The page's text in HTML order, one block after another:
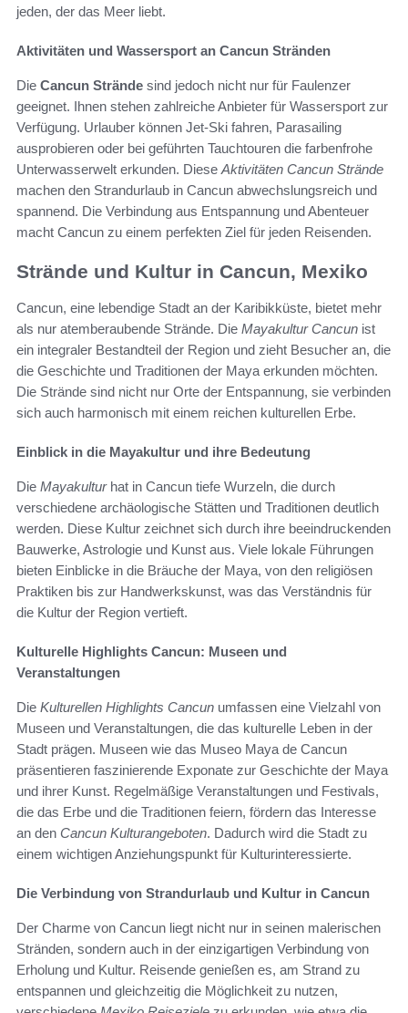
jeden, der das Meer liebt.
Aktivitäten und Wassersport an Cancun Stränden
Die Cancun Strände sind jedoch nicht nur für Faulenzer
geeignet. Ihnen stehen zahlreiche Anbieter für Wassersport zur
Verfügung. Urlauber können Jet-Ski fahren, Parasailing
ausprobieren oder bei geführten Tauchtouren die farbenfrohe
Unterwasserwelt erkunden. Diese Aktivitäten Cancun Strände
machen den Strandurlaub in Cancun abwechslungsreich und
spannend. Die Verbindung aus Entspannung und Abenteuer
macht Cancun zu einem perfekten Ziel für jeden Reisenden.
Strände und Kultur in Cancun, Mexiko
Cancun, eine lebendige Stadt an der Karibikküste, bietet mehr
als nur atemberaubende Strände. Die Mayakultur Cancun ist
ein integraler Bestandteil der Region und zieht Besucher an, die
die Geschichte und Traditionen der Maya erkunden möchten.
Die Strände sind nicht nur Orte der Entspannung, sie verbinden
sich auch harmonisch mit einem reichen kulturellen Erbe.
Einblick in die Mayakultur und ihre Bedeutung
Die Mayakulturhat in Cancun tiefe Wurzeln, die durch
verschiedene archäologische Stätten und Traditionen deutlich
werden. Diese Kultur zeichnet sich durch ihre beeindruckenden
Bauwerke, Astrologie und Kunst aus. Viele lokale Führungen
bieten Einblicke in die Bräuche der Maya, von den religiösen
Praktiken bis zur Handwerkskunst, was das Verständnis für
die Kultur der Region vertieft.
Kulturelle Highlights Cancun: Museen und
Veranstaltungen
Die Kulturellen Highlights Cancun umfassen eine Vielzahl von
Museen und Veranstaltungen, die das kulturelle Leben in der
Stadt prägen. Museen wie das Museo Maya de Cancun
präsentieren faszinierende Exponate zur Geschichte der Maya
und ihrer Kunst. Regelmäßige Veranstaltungen und Festivals,
die das Erbe und die Traditionen feiern, fördern das Interesse
an den Cancun Kulturangeboten. Dadurch wird die Stadt zu
einem wichtigen Anziehungspunkt für Kulturinteressierte.
Die Verbindung von Strandurlaub und Kultur in Cancun
Der Charme von Cancun liegt nicht nur in seinen malerischen
Stränden, sondern auch in der einzigartigen Verbindung von
Erholung und Kultur. Reisende genießen es, am Strand zu
entspannen und gleichzeitig die Möglichkeit zu nutzen,